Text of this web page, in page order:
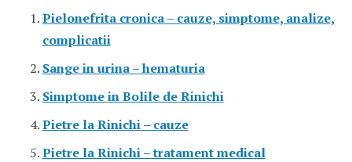
Pielonefrita cronica – cauze, simptome, analize,
complicatii
Sange in urina – hematuria
Simptome in Bolile de Rinichi
Pietre la Rinichi – cauze
Pietre la Rinichi – tratament medical